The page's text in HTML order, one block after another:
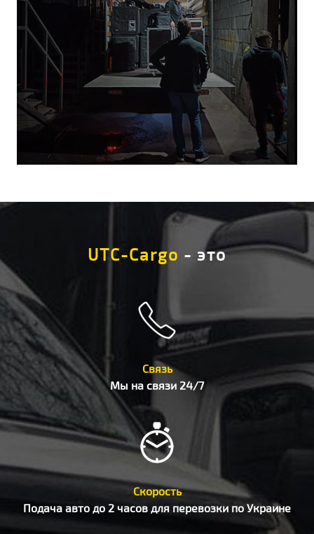
UTC-Cargo - это
Связь
Мы на связи 24/7
Скорость
Подача авто до 2 часов для перевозки по Украине